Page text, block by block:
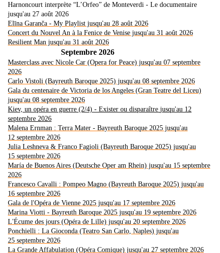
Harnoncourt interprète “L’Orfeo” de Monteverdi - Le documentaire
jusqu'au 27 août 2026
Elīna Garanča - My Playlist jusqu'au 28 août 2026
Concert du Nouvel An à la Fenice de Venise jusqu'au 31 août 2026
Resilient Man jusqu'au 31 août 2026
Septembre 2026
Masterclass avec Nicole Car (Opera for Peace) jusqu'au 07 septembre
2026
Carlo Vistoli (Bayreuth Baroque 2025) jusqu'au 08 septembre 2026
Gala du centenaire de Victoria de los Angeles (Gran Teatre del Liceu)
jusqu'au 08 septembre 2026
Kiev, un opéra en guerre (2/4) - Exister ou disparaître jusqu'au 12
septembre 2026
Malena Ernman : Terra Mater - Bayreuth Baroque 2025 jusqu'au
12 septembre 2026
Julia Leshneva & Franco Fagioli (Bayreuth Baroque 2025) jusqu'au
15 septembre 2026
María de Buenos Aires (Deutsche Oper am Rhein) jusqu'au 15 septembre
2026
Francesco Cavalli : Pompeo Magno (Bayreuth Baroque 2025) jusqu'au
16 septembre 2026
Gala de l'Opéra de Vienne 2025 jusqu'au 17 septembre 2026
Marina Viotti - Bayreuth Baroque 2025 jusqu'au 19 septembre 2026
L'Écume des jours (Opéra de Lille) jusqu'au 20 septembre 2026
Ponchielli : La Gioconda (Teatro San Carlo, Naples) jusqu'au
25 septembre 2026
La Grande Affabulation (Opéra Comique) jusqu'au 27 septembre 2026